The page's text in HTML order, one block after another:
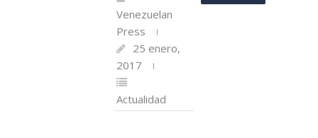
Venezuelan
Press
25 enero,
2017
Actualidad